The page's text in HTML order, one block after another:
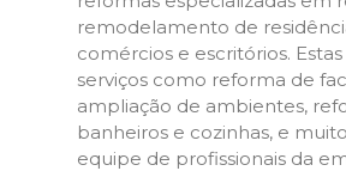
remodelamento de
comércios e escritórios.
serviços como reforma de
ampliação de ambientes,
banheiros e cozinhas, e
equipe de profissionais da